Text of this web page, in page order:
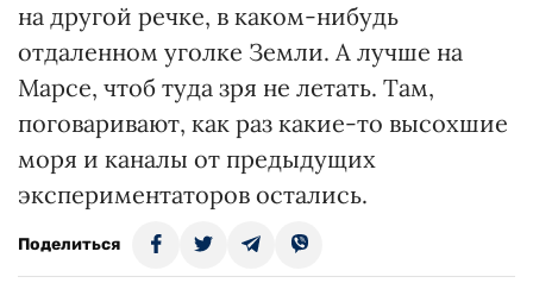
на другой речке, в каком-нибудь
отдаленном уголке Земли. А лучше на
Марсе, чтоб туда зря не летать. Там,
поговаривают, как раз какие-то высохшие
моря и каналы от предыдущих
экспериментаторов остались.
Поделиться